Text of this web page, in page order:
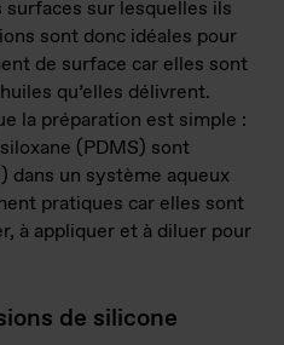
surfaces sur lesquelles ils
sont donc idéales pour
de surface car elles sont
qu’elles délivrent.
la préparation est simple :
(PDMS) sont
dans un système aqueux
pratiques car elles sont
à appliquer et à diluer pour
de silicone